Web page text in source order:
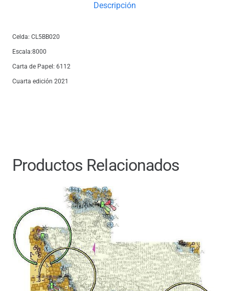
Descripción
Celda: CL5BB020
Escala:8000
Carta de Papel: 6112
Cuarta edición 2021
Productos Relacionados